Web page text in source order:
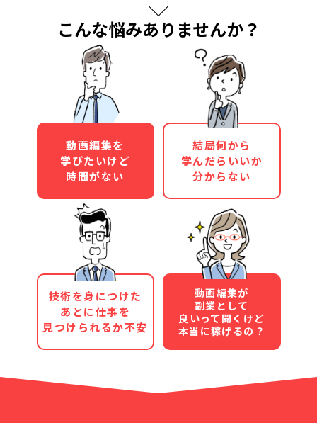
こんな悩みありませんか？
動画編集を
学びたいけど
時間がない
結局何から
学んだらいいか
分からない
技術を身につけた
あとに仕事を
見つけられるか不安
動画編集が
副業として
良いって聞くけど
本当に稼げるの？